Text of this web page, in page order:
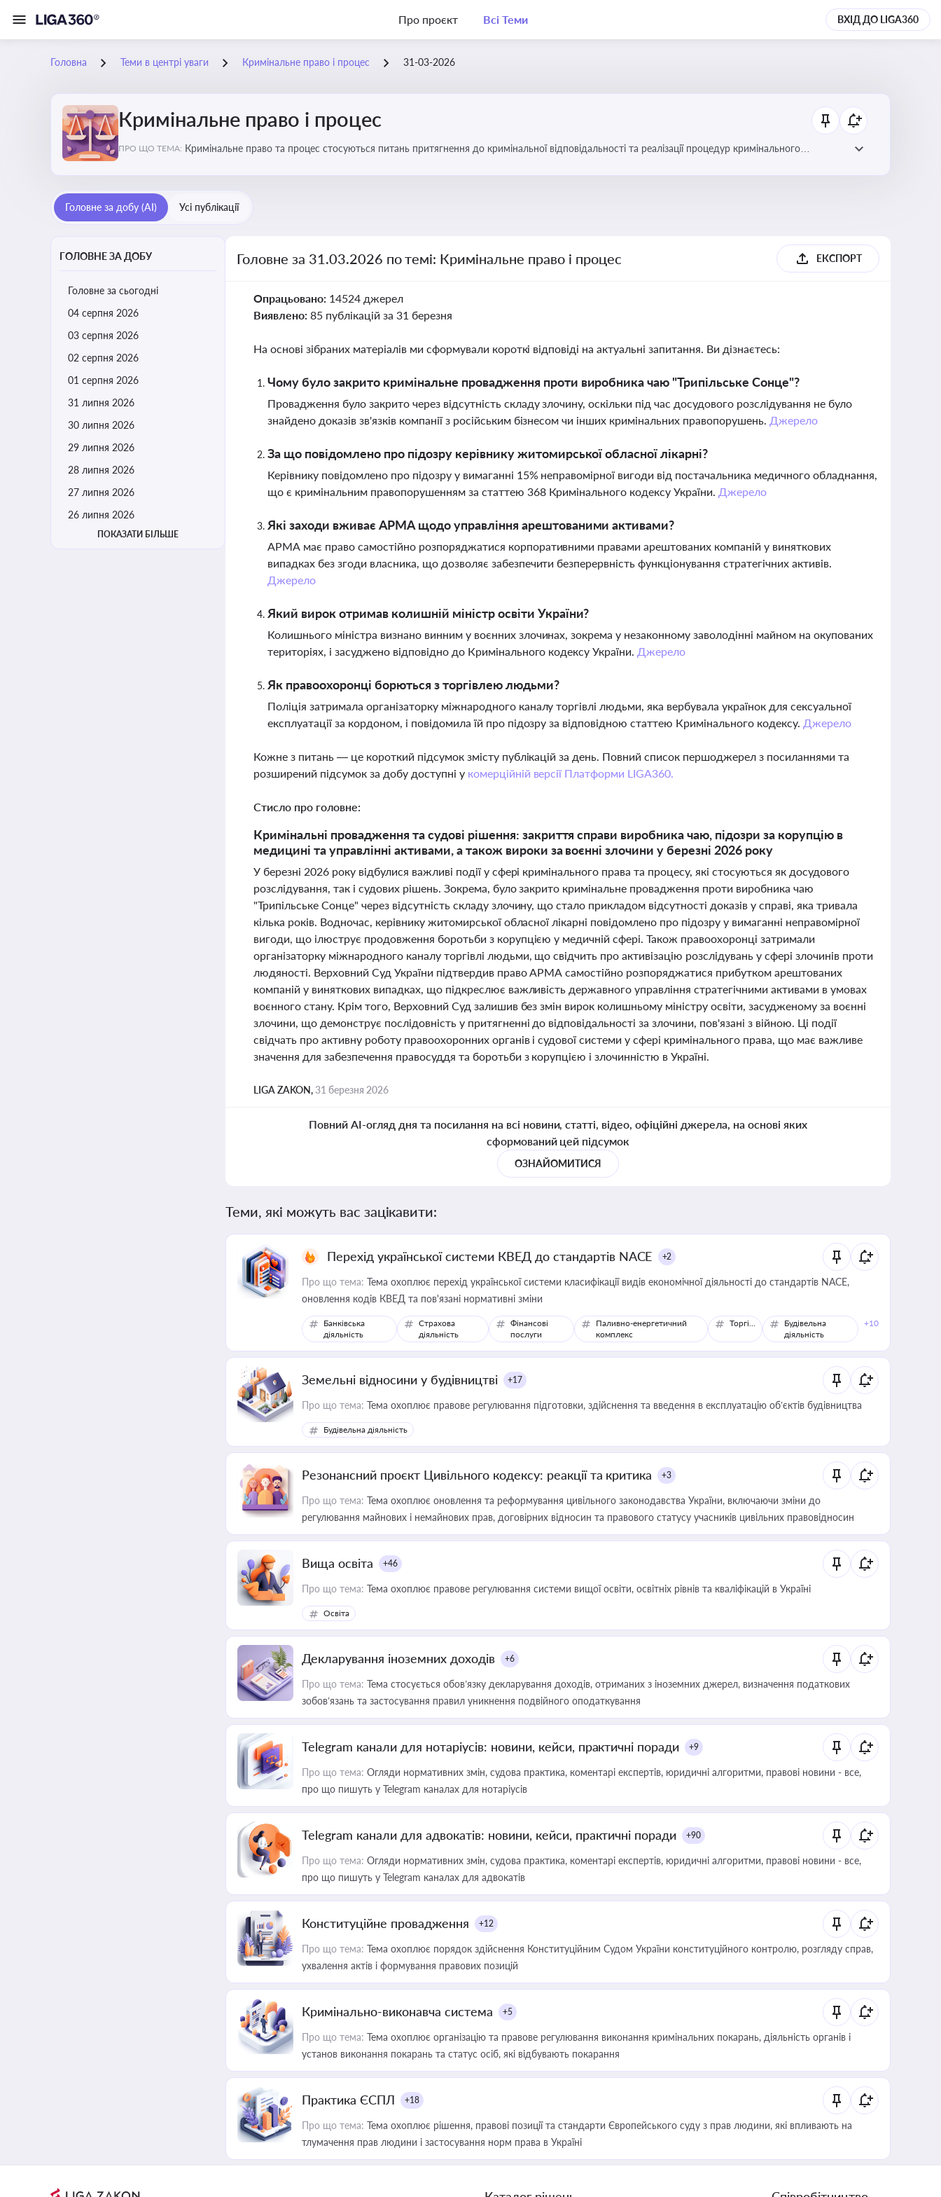
Про проєкт Всі Теми ВХІД ДО LIGA360
Головна Теми в центрі уваги Кримінальне право і процес 31-03-2026
Кримінальне право і процес
ПРО ЩО ТЕМА: Кримінальне право та процес стосуються питань притягнення до кримінальної відповідальності та реалізації процедур кримінального
Головне за добу (AI) Усі публікації
ГОЛОВНЕ ЗА ДОБУ
Головне за сьогодні
04 серпня 2026
03 серпня 2026
02 серпня 2026
01 серпня 2026
31 липня 2026
30 липня 2026
29 липня 2026
28 липня 2026
27 липня 2026
26 липня 2026
ПОКАЗАТИ БІЛЬШЕ
Головне за 31.03.2026 по темі: Кримінальне право і процес ЕКСПОРТ
Опрацьовано: 14524 джерел
Виявлено: 85 публікацій за 31 березня
На основі зібраних матеріалів ми сформували короткі відповіді на актуальні запитання. Ви дізнаєтесь:
Чому було закрито кримінальне провадження проти виробника чаю "Трипільське Сонце"?
Провадження було закрито через відсутність складу злочину, оскільки під час досудового розслідування не було
знайдено доказів зв'язків компанії з російським бізнесом чи інших кримінальних правопорушень. Джерело
За що повідомлено про підозру керівнику житомирської обласної лікарні?
Керівнику повідомлено про підозру у вимаганні 15% неправомірної вигоди від постачальника медичного обладнання,
що є кримінальним правопорушенням за статтею 368 Кримінального кодексу України. Джерело
Які заходи вживає АРМА щодо управління арештованими активами?
АРМА має право самостійно розпоряджатися корпоративними правами арештованих компаній у виняткових
випадках без згоди власника, що дозволяє забезпечити безперервність функціонування стратегічних активів.
Джерело
Який вирок отримав колишній міністр освіти України?
Колишнього міністра визнано винним у воєнних злочинах, зокрема у незаконному заволодінні майном на окупованих
територіях, і засуджено відповідно до Кримінального кодексу України. Джерело
Як правоохоронці борються з торгівлею людьми?
Поліція затримала організаторку міжнародного каналу торгівлі людьми, яка вербувала українок для сексуальної
експлуатації за кордоном, і повідомила їй про підозру за відповідною статтею Кримінального кодексу. Джерело
Кожне з питань — це короткий підсумок змісту публікацій за день. Повний список першоджерел з посиланнями та
розширений підсумок за добу доступні у комерційній версії Платформи LIGA360.
Стисло про головне:
Кримінальні провадження та судові рішення: закриття справи виробника чаю, підозри за корупцію в
медицині та управлінні активами, а також вироки за воєнні злочини у березні 2026 року
У березні 2026 року відбулися важливі події у сфері кримінального права та процесу, які стосуються як досудового
розслідування, так і судових рішень. Зокрема, було закрито кримінальне провадження проти виробника чаю
"Трипільське Сонце" через відсутність складу злочину, що стало прикладом відсутності доказів у справі, яка тривала
кілька років. Водночас, керівнику житомирської обласної лікарні повідомлено про підозру у вимаганні неправомірної
вигоди, що ілюструє продовження боротьби з корупцією у медичній сфері. Також правоохоронці затримали
організаторку міжнародного каналу торгівлі людьми, що свідчить про активізацію розслідувань у сфері злочинів проти
людяності. Верховний Суд України підтвердив право АРМА самостійно розпоряджатися прибутком арештованих
компаній у виняткових випадках, що підкреслює важливість державного управління стратегічними активами в умовах
воєнного стану. Крім того, Верховний Суд залишив без змін вирок колишньому міністру освіти, засудженому за воєнні
злочини, що демонструє послідовність у притягненні до відповідальності за злочини, пов'язані з війною. Ці події
свідчать про активну роботу правоохоронних органів і судової системи у сфері кримінального права, що має важливе
значення для забезпечення правосуддя та боротьби з корупцією і злочинністю в Україні.
LIGA ZAKON,31 березня 2026
Повний AI-огляд дня та посилання на всі новини, статті, відео, офіційні джерела, на основі яких
сформований цей підсумок
ОЗНАЙОМИТИСЯ
Теми, які можуть вас зацікавити:
Перехід української системи КВЕД до стандартів NACE +2
Про що тема: Тема охоплює перехід української системи класифікації видів економічної діяльності до стандартів NACE,
оновлення кодів КВЕД та пов'язані нормативні зміни
Банківська
діяльність
Страхова
діяльність
Фінансові
послуги
Паливно-енергетичний
комплекс
Торгівля
Будівельна
діяльність
+10
Земельні відносини у будівництві +17
Про що тема: Тема охоплює правове регулювання підготовки, здійснення та введення в експлуатацію об’єктів будівництва
Будівельна діяльність
Резонансний проєкт Цивільного кодексу: реакції та критика +3
Про що тема: Тема охоплює оновлення та реформування цивільного законодавства України, включаючи зміни до
регулювання майнових і немайнових прав, договірних відносин та правового статусу учасників цивільних правовідносин
Вища освіта +46
Про що тема: Тема охоплює правове регулювання системи вищої освіти, освітніх рівнів та кваліфікацій в Україні
Освіта
Декларування іноземних доходів +6
Про що тема: Тема стосується обов’язку декларування доходів, отриманих з іноземних джерел, визначення податкових
зобов’язань та застосування правил уникнення подвійного оподаткування
Telegram канали для нотаріусів: новини, кейси, практичні поради +9
Про що тема: Огляди нормативних змін, судова практика, коментарі експертів, юридичні алгоритми, правові новини - все,
про що пишуть у Telegram каналах для нотаріусів
Telegram канали для адвокатів: новини, кейси, практичні поради +90
Про що тема: Огляди нормативних змін, судова практика, коментарі експертів, юридичні алгоритми, правові новини - все,
про що пишуть у Telegram каналах для адвокатів
Конституційне провадження +12
Про що тема: Тема охоплює порядок здійснення Конституційним Судом України конституційного контролю, розгляду справ,
ухвалення актів і формування правових позицій
Кримінально-виконавча система +5
Про що тема: Тема охоплює організацію та правове регулювання виконання кримінальних покарань, діяльність органів і
установ виконання покарань та статус осіб, які відбувають покарання
Практика ЄСПЛ +18
Про що тема: Тема охоплює рішення, правові позиції та стандарти Європейського суду з прав людини, які впливають на
тлумачення прав людини і застосування норм права в Україні